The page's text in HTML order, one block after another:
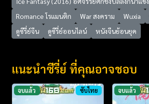
Romance โรแมนติก
War สงคราม Wuxia
ดูซีรี่ย์จีน
ดูซีรี่ย์ออนไลน์ หนังจีนย้อนยุค
แนะนำซีรี่ย์ ที่คุณอาจชอบ
จบแล้ว ซับไทย จบแล้ว